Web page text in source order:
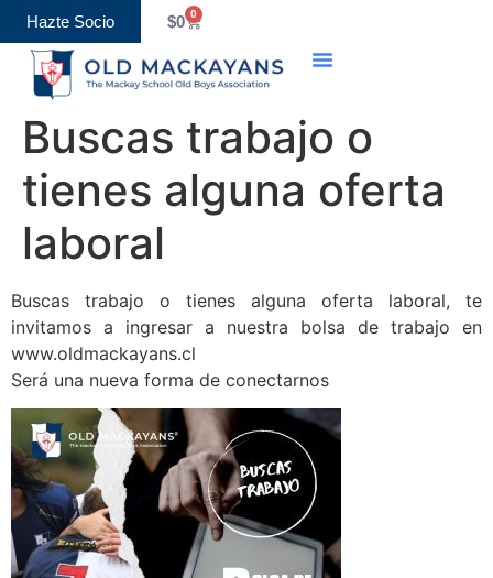
Hazte Socio $0 0
Buscas trabajo o
tienes alguna oferta
laboral
Buscas trabajo o tienes alguna oferta laboral, te
invitamos a ingresar a nuestra bolsa de trabajo en
www.oldmackayans.cl
Será una nueva forma de conectarnos